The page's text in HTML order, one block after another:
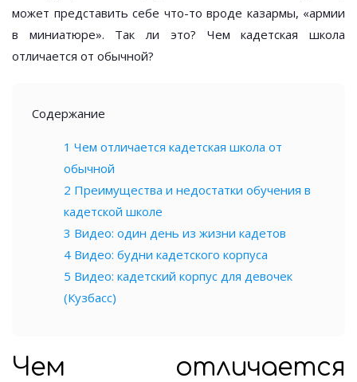
может представить себе что-то вроде казармы, «армии
в миниатюре». Так ли это? Чем кадетская школа
отличается от обычной?
Содержание
1 Чем отличается кадетская школа от
обычной
2 Преимущества и недостатки обучения в
кадетской школе
3 Видео: один день из жизни кадетов
4 Видео: будни кадетского корпуса
5 Видео: кадетский корпус для девочек
(Кузбасс)
Чем отличается